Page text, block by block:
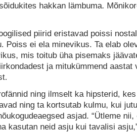
hakkan lämbuma.
piirid eristavad poissi
Poiss ei ela minevikus. Ta elab
mis toitub üha pisemaks
ja mitukümmend aastat
ning ilmselt ka hipsterid,
ning ta kortsutab kulmu, kui
asjad. “Ütleme
kasutan neid asju kui tavalisi